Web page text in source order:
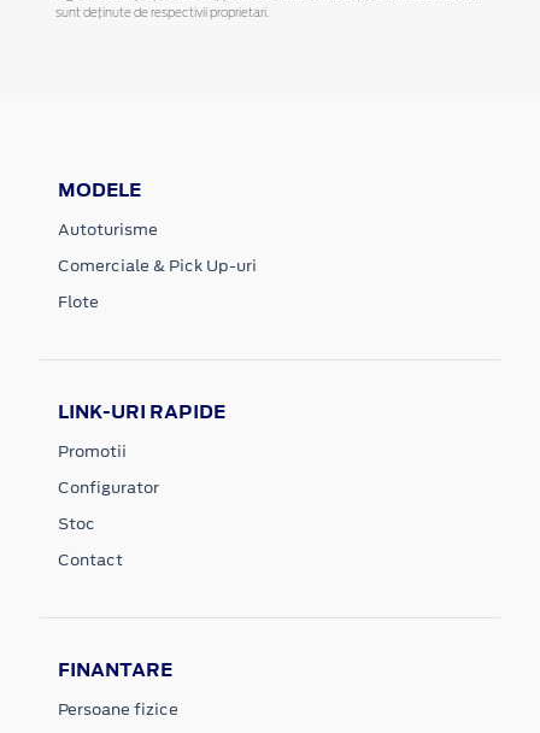
sunt deținute de respectivii proprietari.
MODELE
Autoturisme
Comerciale & Pick Up-uri
Flote
LINK-URI RAPIDE
Promotii
Configurator
Stoc
Contact
FINANTARE
Persoane fizice